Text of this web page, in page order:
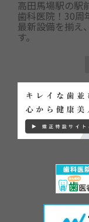
高田馬場駅の駅
歯科医院！30周
最新設備を揃え
す。